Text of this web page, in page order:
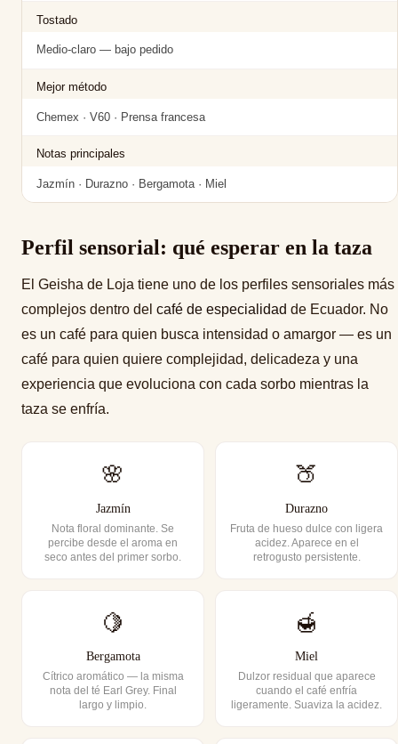
Tostado
Medio-claro — bajo pedido
Mejor método
Chemex · V60 · Prensa francesa
Notas principales
Jazmín · Durazno · Bergamota · Miel
Perfil sensorial: qué esperar en la taza
El Geisha de Loja tiene uno de los perfiles sensoriales más
complejos dentro del café de especialidad de Ecuador. No
es un café para quien busca intensidad o amargor — es un
café para quien quiere complejidad, delicadeza y una
experiencia que evoluciona con cada sorbo mientras la
taza se enfría.
🌸
Jazmín
Nota floral dominante. Se
percibe desde el aroma en
seco antes del primer sorbo.
🍑
Durazno
Fruta de hueso dulce con ligera
acidez. Aparece en el
retrogusto persistente.
🍋
Bergamota
Cítrico aromático — la misma
nota del té Earl Grey. Final
largo y limpio.
🍯
Miel
Dulzor residual que aparece
cuando el café enfría
ligeramente. Suaviza la acidez.